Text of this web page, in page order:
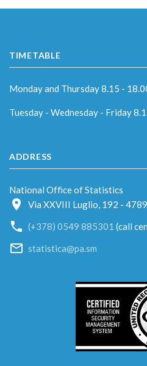
TIMETABLE
Monday and Thursday 8.15 -
Tuesday - Wednesday - Friday
ADDRESS
National Office of Statistics
Via XXVIII Luglio, 192 -
(+378) 0549 885301 (call
statistica@pa.sm